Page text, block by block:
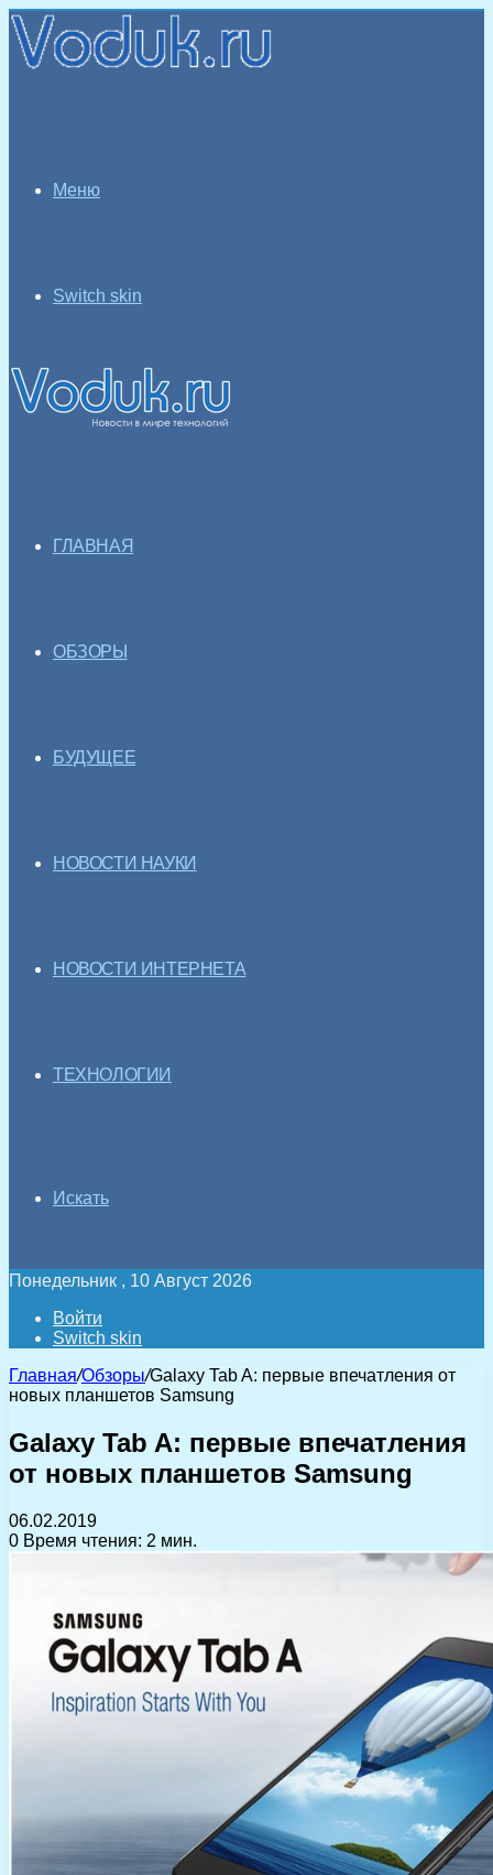
Меню
Switch skin
ГЛАВНАЯ
ОБЗОРЫ
БУДУЩЕЕ
НОВОСТИ НАУКИ
НОВОСТИ ИНТЕРНЕТА
ТЕХНОЛОГИИ
Искать
Понедельник , 10 Август 2026
Войти
Switch skin
Главная/Обзоры/Galaxy Tab A: первые впечатления от
новых планшетов Samsung
Galaxy Tab A: первые впечатления
от новых планшетов Samsung
06.02.2019
0 Время чтения: 2 мин.